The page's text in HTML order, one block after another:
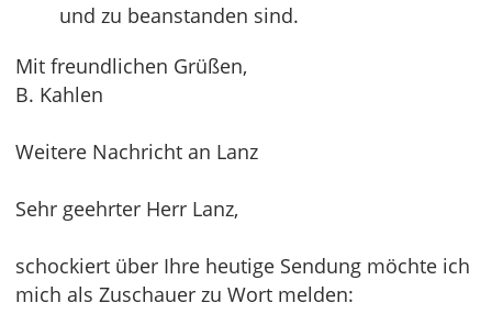
und zu beanstanden sind.
Mit freundlichen Grüßen,
B. Kahlen
Weitere Nachricht an Lanz
Sehr geehrter Herr Lanz,
schockiert über Ihre heutige Sendung möchte ich
mich als Zuschauer zu Wort melden: